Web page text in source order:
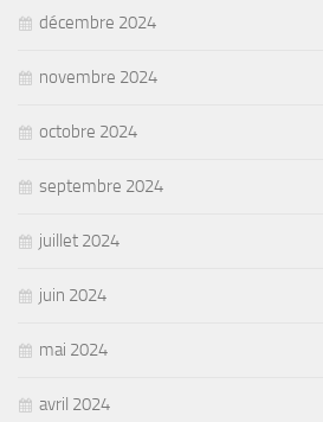
décembre 2024
novembre 2024
octobre 2024
septembre 2024
juillet 2024
juin 2024
mai 2024
avril 2024